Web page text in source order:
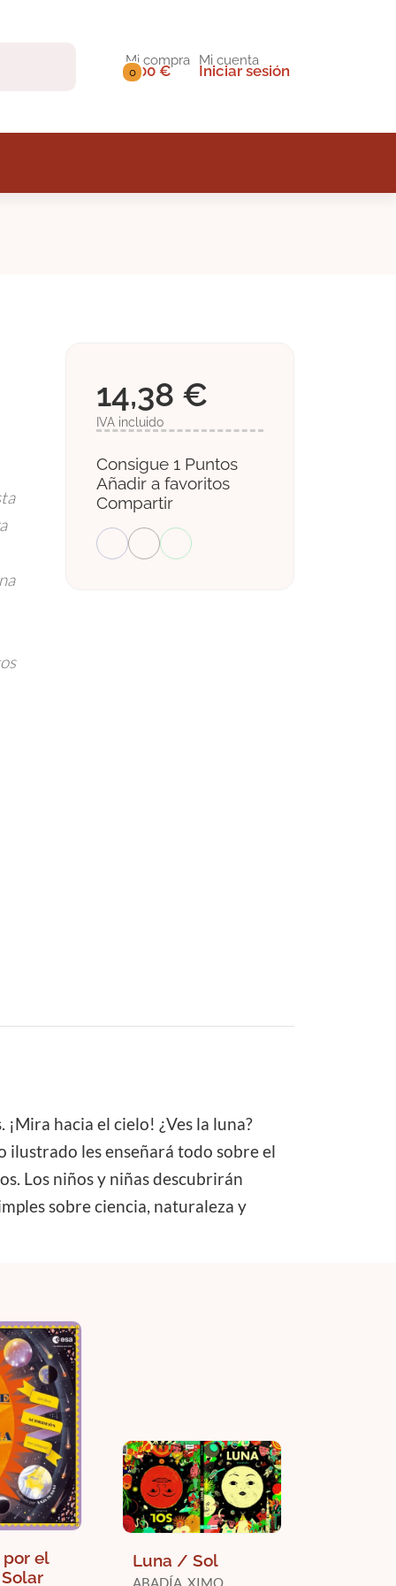
0
Mi compra
0,00 €
Mi cuenta
Iniciar sesión
14,38 €
IVA incluido
Consigue 1 Puntos
Añadir a favoritos
Compartir
hacia el cielo! ¿Ves la luna?
ilustrado les enseñará todo sobre el
Los niños y niñas descubrirán
sobre ciencia, naturaleza y
por el
Luna / Sol
ABADÍA, XIMO